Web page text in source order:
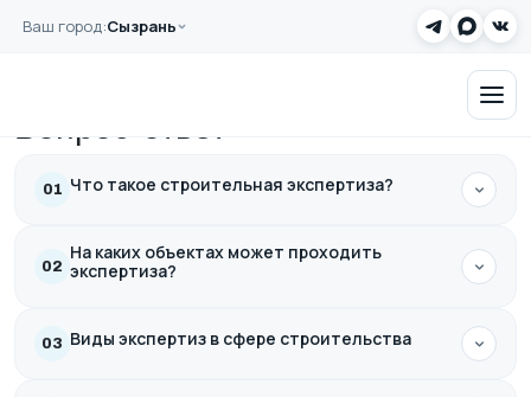
Ваш город:Сызрань
Главная
01 Что такое строительная экспертиза?
02
На каких объектах может проходить
экспертиза?
03 Виды экспертиз в сфере строительства